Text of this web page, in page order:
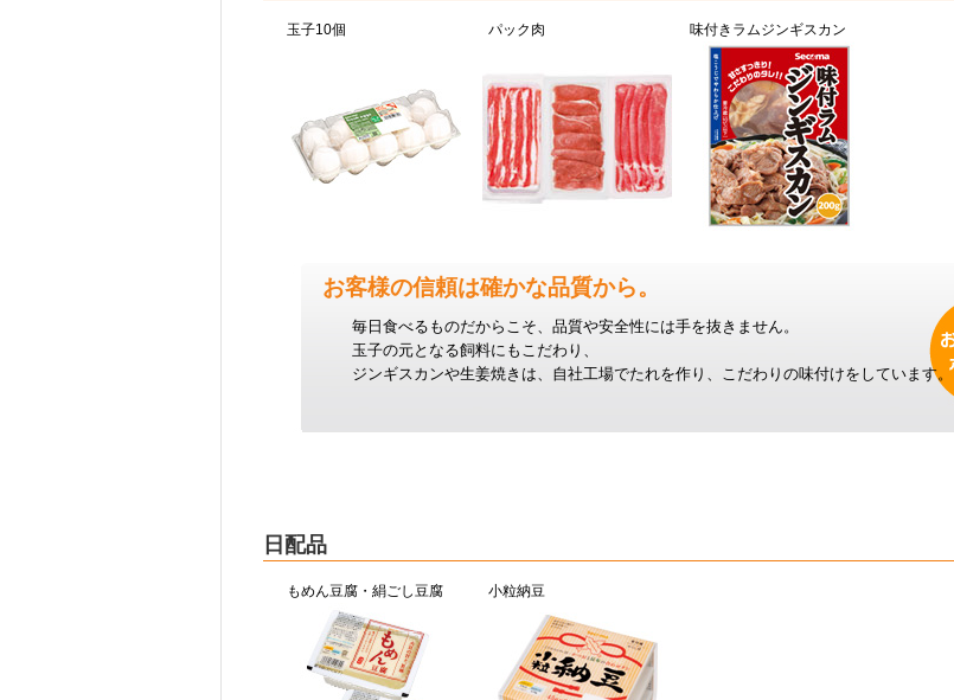
玉子10個 パック肉 味付きラムジンギスカン
お客様の信頼は確かな品質から。
毎日食べるものだからこそ、品質や安全性には手を抜きません。
玉子の元となる飼料にもこだわり、
ジンギスカンや生姜焼きは、自社工場でたれを作り、こだわりの味付けをしています。
日配品
もめん豆腐・絹ごし豆腐 小粒納豆